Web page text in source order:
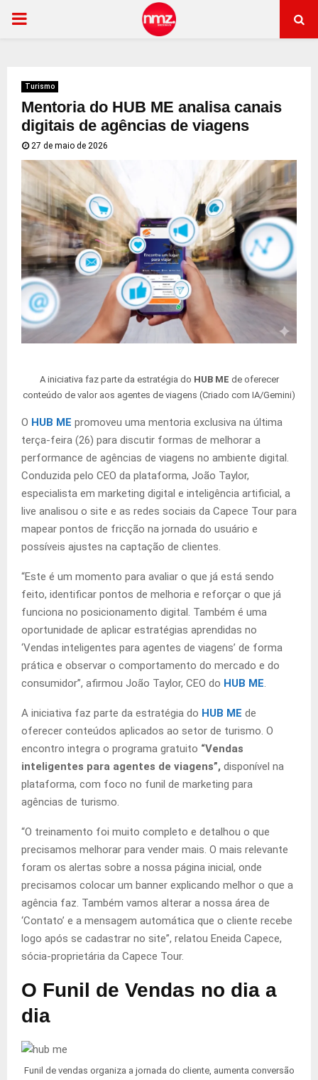
PRIMARY
Turismo
Mentoria do HUB ME analisa canais
digitais de agências de viagens
27 de maio de 2026
A iniciativa faz parte da estratégia do HUB ME de oferecer
conteúdo de valor aos agentes de viagens (Criado com IA/Gemini)
O HUB ME promoveu uma mentoria exclusiva na última
terça-feira (26) para discutir formas de melhorar a
performance de agências de viagens no ambiente digital.
Conduzida pelo CEO da plataforma, João Taylor,
especialista em marketing digital e inteligência artificial, a
live analisou o site e as redes sociais da Capece Tour para
mapear pontos de fricção na jornada do usuário e
possíveis ajustes na captação de clientes.
“Este é um momento para avaliar o que já está sendo
feito, identificar pontos de melhoria e reforçar o que já
funciona no posicionamento digital. Também é uma
oportunidade de aplicar estratégias aprendidas no
‘Vendas inteligentes para agentes de viagens’ de forma
prática e observar o comportamento do mercado e do
consumidor”, afirmou João Taylor, CEO do HUB ME.
A iniciativa faz parte da estratégia do HUB ME de
oferecer conteúdos aplicados ao setor de turismo. O
encontro integra o programa gratuito “Vendas
inteligentes para agentes de viagens”, disponível na
plataforma, com foco no funil de marketing para
agências de turismo.
“O treinamento foi muito completo e detalhou o que
precisamos melhorar para vender mais. O mais relevante
foram os alertas sobre a nossa página inicial, onde
precisamos colocar um banner explicando melhor o que a
agência faz. Também vamos alterar a nossa área de
‘Contato’ e a mensagem automática que o cliente recebe
logo após se cadastrar no site”, relatou Eneida Capece,
sócia-proprietária da Capece Tour.
O Funil de Vendas no dia a
dia
Funil de vendas organiza a jornada do cliente, aumenta conversão